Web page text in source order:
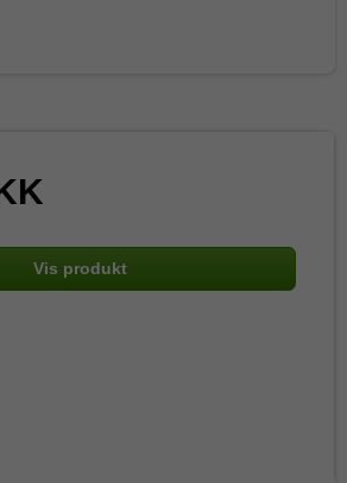
Vis produkt